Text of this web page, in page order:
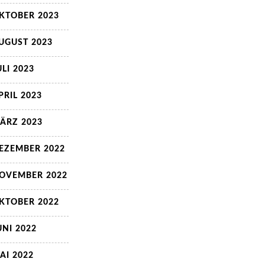
2023
2023
2023
2023
2023
2022
2022
2022
2022
2022